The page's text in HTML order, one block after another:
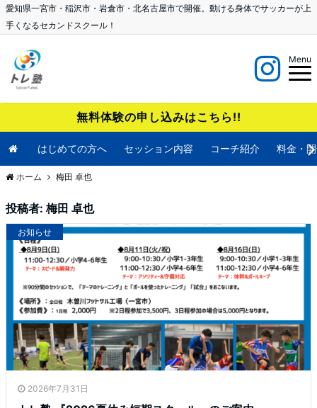
愛知県一宮市・稲沢市・岩倉市・北名古屋市で開催。動ける身体でサッカーが上
手くなるセカンドスクール！
Menu
無料体験の申し込みはこちら!!
はじめての方へ セッション内容 コーチ紹介 料金・
ホーム 梅田 卓也
投稿者: 梅田 卓也
お知らせ
2026年7月31日